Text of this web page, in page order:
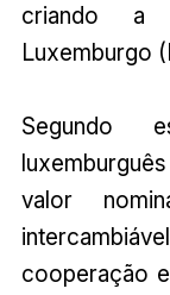
criando a
Luxemburgo
Segundo
valor
cooperação